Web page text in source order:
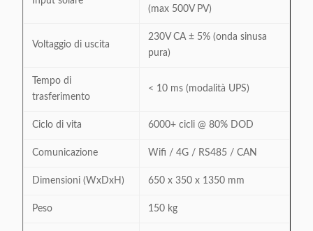
(max 500V PV)
Voltaggio di uscita
230V CA ± 5% (onda sinusa
pura)
Tempo di
trasferimento
< 10 ms (modalità UPS)
Ciclo di vita 6000+ cicli @ 80% DOD
Comunicazione Wifi / 4G / RS485 / CAN
Dimensioni (WxDxH) 650 x 350 x 1350 mm
Peso 150 kg